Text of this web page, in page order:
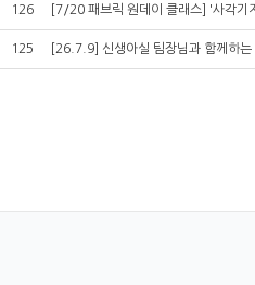
126 [7/20 패브릭 원데이 클래스] '사각기
125 [26.7.9] 신생아실 팀장님과 함께하는